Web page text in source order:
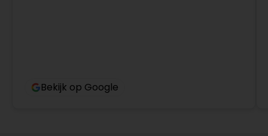
Bekijk op Google